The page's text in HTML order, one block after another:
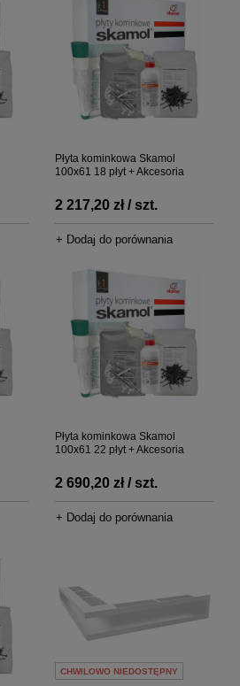
Płyta kominkowa Skamol
100x61 18 płyt + Akcesoria
2 217,20 zł / szt.
+ Dodaj do porównania
Płyta kominkowa Skamol
100x61 22 płyt + Akcesoria
2 690,20 zł / szt.
+ Dodaj do porównania
CHWILOWO NIEDOSTĘPNY